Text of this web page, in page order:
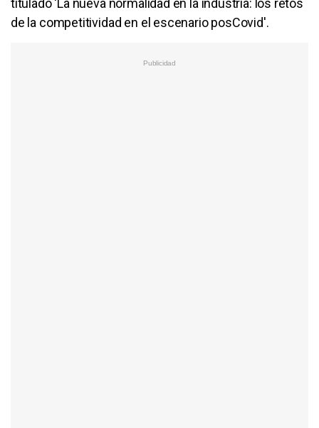
de la competitividad en el escenario posCovid'.